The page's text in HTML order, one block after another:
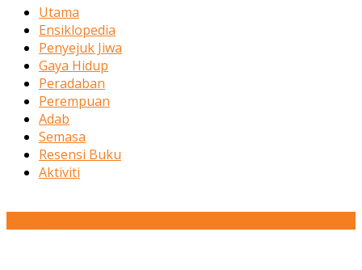
Utama
Ensiklopedia
Penyejuk Jiwa
Gaya Hidup
Peradaban
Perempuan
Adab
Semasa
Resensi Buku
Aktiviti